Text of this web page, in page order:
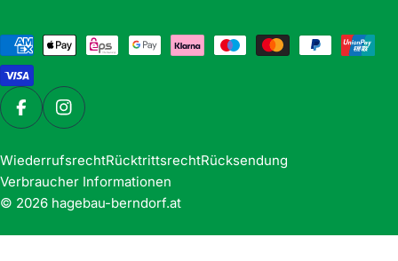
Zahlungsmethoden
FacebookInstagram
© 2026 hagebau-berndorf.at
WiederrufsrechtRücktrittsrechtRücksendung
Verbraucher Informationen